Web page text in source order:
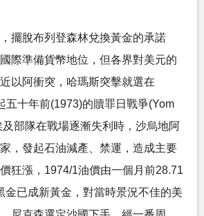
擺脫布列登森林兌換黃金的承諾
際準備貨幣地位，但各界對美元的
以阿衝突，哈瑪斯突擊就選在
五十年前(1973)的贖罪日戰爭(Yom
及部隊在戰場逐漸失利時，沙烏地阿
，發起石油減產、禁運，造成主要
狂漲，1974/1油價由一個月前28.71
金已成新黃金，對當時景況不佳的美